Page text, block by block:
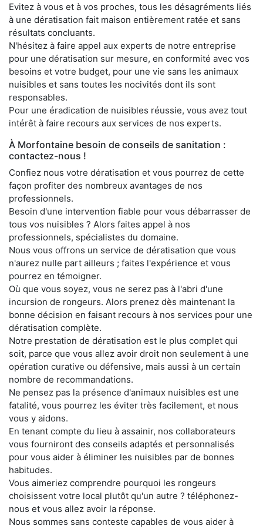
Evitez à vous et à vos proches, tous les désagréments liés
à une dératisation fait maison entièrement ratée et sans
résultats concluants.
N'hésitez à faire appel aux experts de notre entreprise
pour une dératisation sur mesure, en conformité avec vos
besoins et votre budget, pour une vie sans les animaux
nuisibles et sans toutes les nocivités dont ils sont
responsables.
Pour une éradication de nuisibles réussie, vous avez tout
intérêt à faire recours aux services de nos experts.
À Morfontaine besoin de conseils de sanitation :
contactez-nous !
Confiez nous votre dératisation et vous pourrez de cette
façon profiter des nombreux avantages de nos
professionnels.
Besoin d'une intervention fiable pour vous débarrasser de
tous vos nuisibles ? Alors faites appel à nos
professionnels, spécialistes du domaine.
Nous vous offrons un service de dératisation que vous
n'aurez nulle part ailleurs ; faites l'expérience et vous
pourrez en témoigner.
Où que vous soyez, vous ne serez pas à l'abri d'une
incursion de rongeurs. Alors prenez dès maintenant la
bonne décision en faisant recours à nos services pour une
dératisation complète.
Notre prestation de dératisation est le plus complet qui
soit, parce que vous allez avoir droit non seulement à une
opération curative ou défensive, mais aussi à un certain
nombre de recommandations.
Ne pensez pas la présence d'animaux nuisibles est une
fatalité, vous pourrez les éviter très facilement, et nous
vous y aidons.
En tenant compte du lieu à assainir, nos collaborateurs
vous fourniront des conseils adaptés et personnalisés
pour vous aider à éliminer les nuisibles par de bonnes
habitudes.
Vous aimeriez comprendre pourquoi les rongeurs
choisissent votre local plutôt qu'un autre ? téléphonez-
nous et vous allez avoir la réponse.
Nous sommes sans conteste capables de vous aider à